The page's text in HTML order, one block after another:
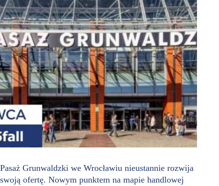
Pasaż Grunwaldzki we Wrocławiu nieustannie rozwija
swoją ofertę. Nowym punktem na mapie handlowej